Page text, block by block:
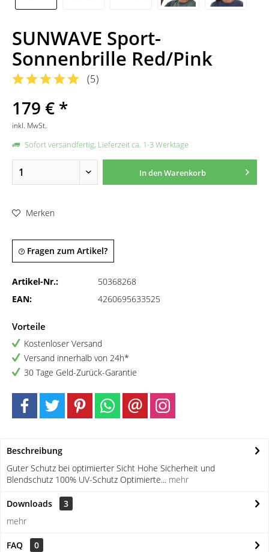
SUNWAVE Sport-
Sonnenbrille Red/Pink
(5)
179 € *
inkl. MwSt.
Sofort versandfertig, Lieferzeit ca. 1-3 Werktage
In denWarenkorb
Merken
Fragen zum Artikel?
Artikel-Nr.:
50368268
EAN:
4260695633525
Vorteile
Kostenloser Versand
Versand innerhalb von 24h*
30 Tage Geld-Zurück-Garantie
Beschreibung
Guter Schutz bei optimierter Sicht Hohe Sicherheit und
Blendschutz 100% UV-Schutz Optimierte... mehr
Downloads
3
mehr
FAQ
0